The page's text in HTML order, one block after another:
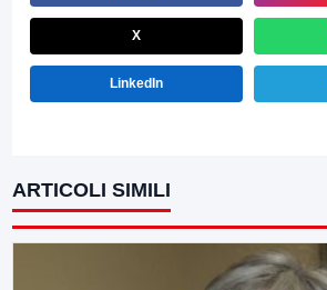
X
LinkedIn
ARTICOLI SIMILI